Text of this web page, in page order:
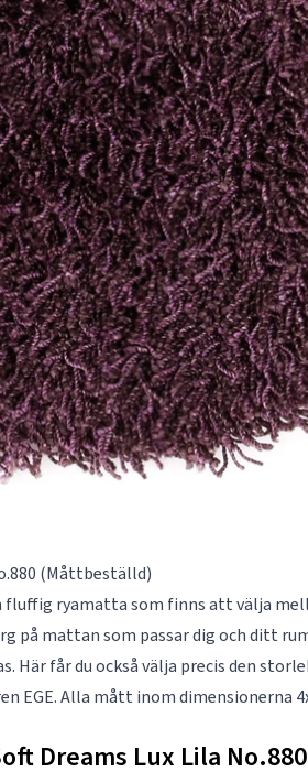
(Måttbeställd)
fluffig ryamatta som finns att välja
på mattan som passar dig och ditt
får du också välja precis den
EGE. Alla mått inom dimensionerna
Dreams Lux Lila